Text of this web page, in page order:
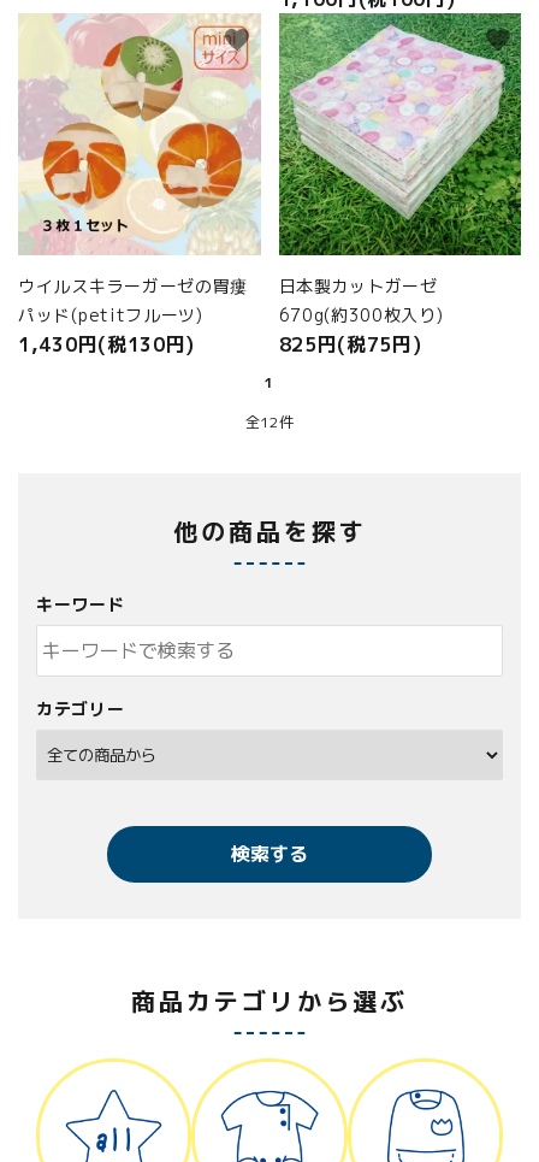
ウイルスキラーガーゼの胃瘻
パッド(petitフルーツ)
1,430円(税130円)
favorite
日本製カットガーゼ
670g(約300枚入り)
825円(税75円)
favorite
1
全12件
他の商品を探す
キーワード
カテゴリー
検索する
カテゴリー
商品カテゴリから選ぶ